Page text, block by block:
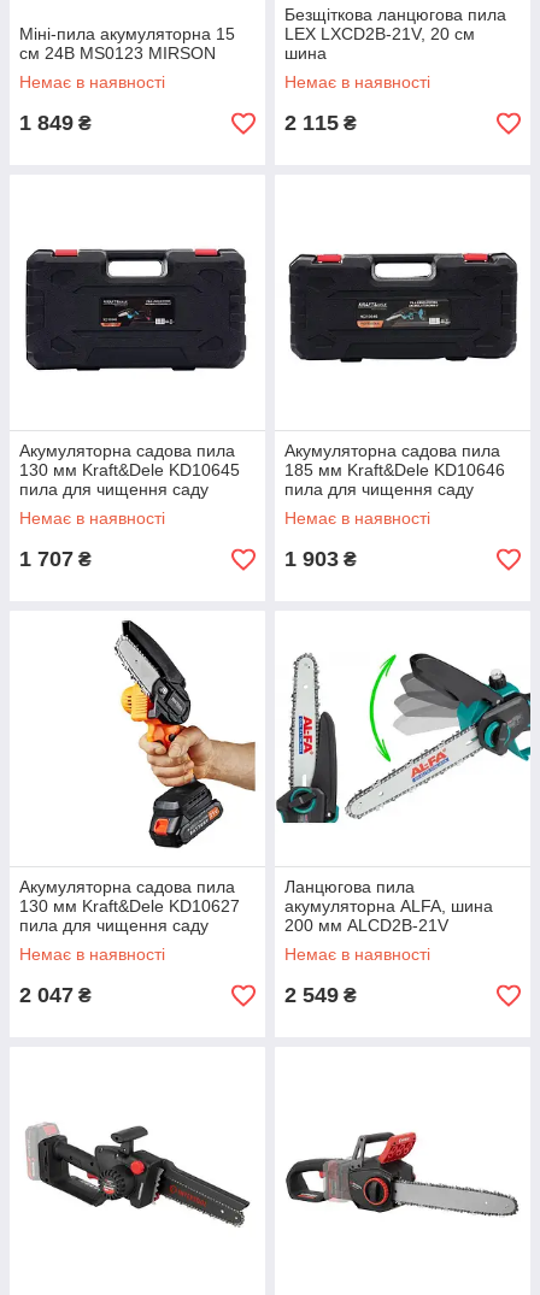
Міні-пила акумуляторна 15
см 24В MS0123 MIRSON
Немає в наявності
1 849 ₴
Безщіткова ланцюгова пила
LEX LXCD2B-21V, 20 см
шина
Немає в наявності
2 115 ₴
Акумуляторна садова пила
130 мм Kraft&Dele KD10645
пила для чищення саду
Немає в наявності
1 707 ₴
Акумуляторна садова пила
185 мм Kraft&Dele KD10646
пила для чищення саду
Немає в наявності
1 903 ₴
Акумуляторна садова пила
130 мм Kraft&Dele KD10627
пила для чищення саду
Немає в наявності
2 047 ₴
Ланцюгова пила
акумуляторна ALFA, шина
200 мм ALCD2B-21V
Немає в наявності
2 549 ₴